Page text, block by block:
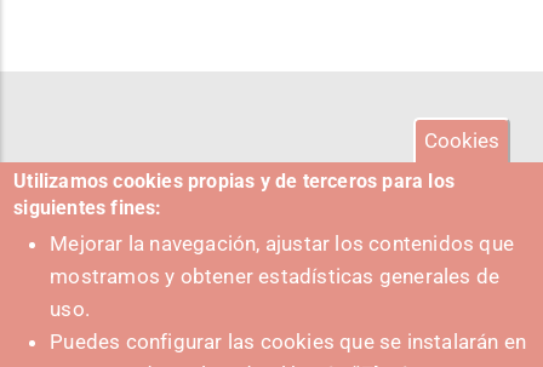
Cookies
Utilizamos cookies propias y de terceros para los
siguientes fines:
Mejorar la navegación, ajustar los contenidos que
mostramos y obtener estadísticas generales de
uso.
Puedes configurar las cookies que se instalarán en